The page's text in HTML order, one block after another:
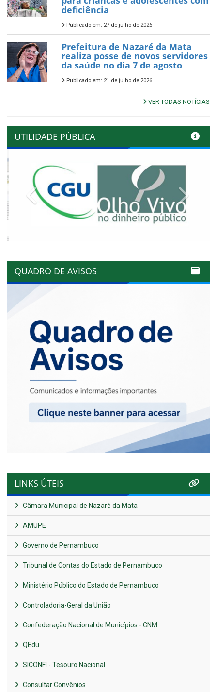
deficiência
Publicado em: 27 de julho de 2026
Prefeitura de Nazaré da Mata
realiza posse de novos servidores
da saúde no dia 7 de agosto
Publicado em: 21 de julho de 2026
VER TODAS NOTÍCIAS
UTILIDADE PÚBLICA
Previous
QUADRO DE AVISOS
LINKS ÚTEIS
Câmara Municipal de Nazaré da Mata
AMUPE
Governo de Pernambuco
Tribunal de Contas do Estado de Pernambuco
Ministério Público do Estado de Pernambuco
Controladoria-Geral da União
Confederação Nacional de Municípios - CNM
QEdu
SICONFI - Tesouro Nacional
Consultar Convênios